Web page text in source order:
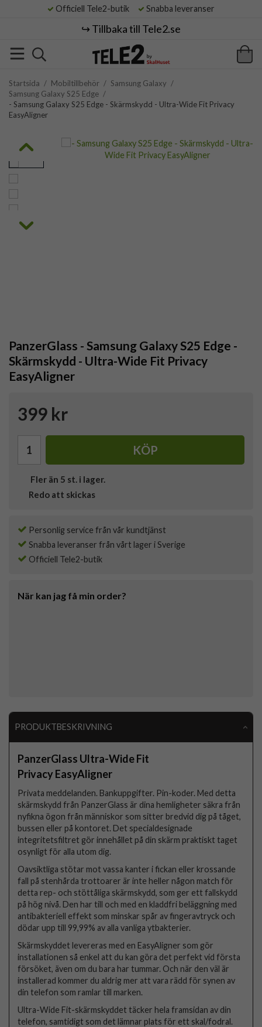
Officiell Tele2-butik Snabba leveranser
↪️ Tillbaka till Tele2.se
Startsida / Mobiltillbehör / Samsung Galaxy /
Samsung Galaxy S25 Edge /
- Samsung Galaxy S25 Edge - Skärmskydd - Ultra-Wide Fit Privacy
EasyAligner
PanzerGlass - Samsung Galaxy S25 Edge -
Skärmskydd - Ultra-Wide Fit Privacy
EasyAligner
399 kr
KÖP
Fler än 5 st. i lager.
Redo att skickas
Personlig service från vår kundtjänst
Snabba leveranser från vårt lager i Sverige
Officiell Tele2-butik
När kan jag få min order?
PRODUKTBESKRIVNING
PanzerGlass Ultra-Wide Fit
Privacy EasyAligner
Privata meddelanden. Bankuppgifter. Pin-koder. Med detta
skärmskydd från PanzerGlass är dina hemligheter säkra från
nyfikna ögon från människor som sitter bredvid dig på tåget,
bussen eller på kontoret. Det specialdesignade
integritetsfiltret gör innehållet på din skärm praktiskt taget
osynligt för alla utom dig.
Oavsiktliga stötar mot vassa kanter i fickan eller krossande
fall på stenhårda trottoarer är inte heller någon match för
detta rep- och stöttåliga skärmskydd, som ger ett fallskydd
på hög nivå. Den har till och med en kladdfri beläggning med
antibakteriell effekt som minskar spår av fingeravtryck och
dödar upp till 99,99% av alla vanliga ytbakterier.
Skärmskyddet levereras med en EasyAligner som gör
installationen så enkel att du kan göra det perfekt vid första
försöket, även om du bara har tummar. Och när den väl är
installerad kommer du aldrig mer att vara rädd för synen av
din telefon som ramlar till marken.
Ultra-Wide Fit-skärmskyddet täcker hela framsidan av din
telefon, samtidigt som det lämnar plats för ett skal/fodral.